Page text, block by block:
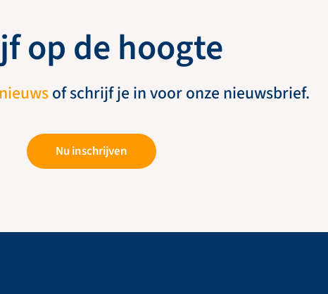
op de hoogte
nieuwsof schrijf je in voor onze nieuwsbrief.
Nu inschrijven